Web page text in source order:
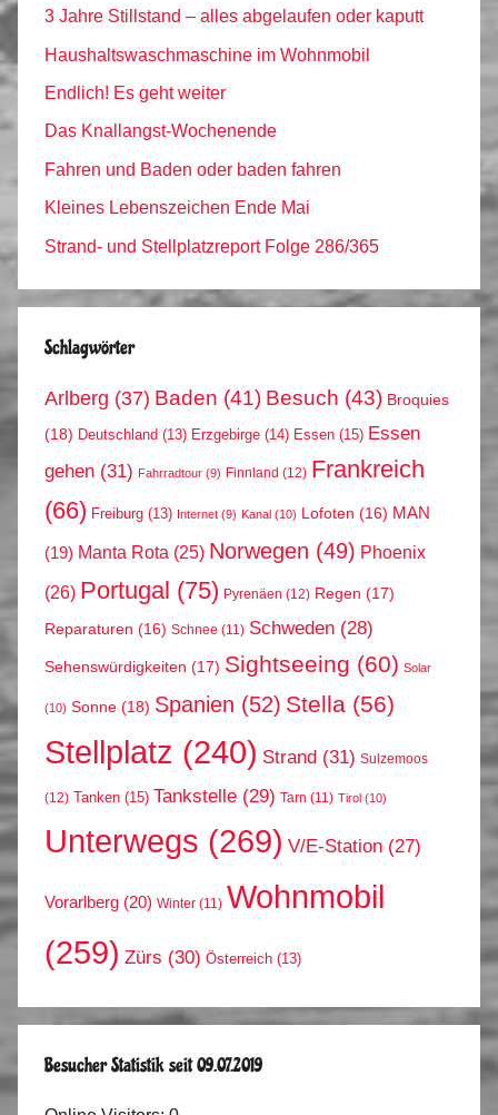
3 Jahre Stillstand – alles abgelaufen oder kaputt
Haushaltswaschmaschine im Wohnmobil
Endlich! Es geht weiter
Das Knallangst-Wochenende
Fahren und Baden oder baden fahren
Kleines Lebenszeichen Ende Mai
Strand- und Stellplatzreport Folge 286/365
Schlagwörter
Arlberg (37) Baden (41) Besuch (43) Broquies
(18) Deutschland (13) Erzgebirge (14) Essen (15) Essen
gehen (31) Fahrradtour (9) Finnland (12) Frankreich
(66) Freiburg (13) Internet (9) Kanal (10) Lofoten (16) MAN
(19) Manta Rota (25) Norwegen (49) Phoenix
(26) Portugal (75) Pyrenäen (12) Regen (17)
Reparaturen (16) Schnee (11) Schweden (28)
Sehenswürdigkeiten (17) Sightseeing (60) Solar
(10) Sonne (18) Spanien (52) Stella (56)
Stellplatz (240) Strand (31) Sulzemoos
(12) Tanken (15) Tankstelle (29) Tarn (11) Tirol (10)
Unterwegs (269) V/E-Station (27)
Vorarlberg (20) Winter (11) Wohnmobil
(259) Zürs (30) Österreich (13)
Besucher Statistik seit 09.07.2019